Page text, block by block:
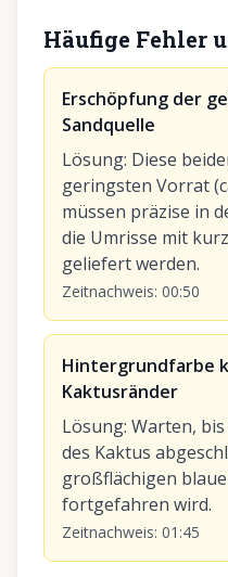
Häufige Fehler
Erschöpfung der
Sandquelle
Lösung: Diese
geringsten Vorrat
müssen präzise in
die Umrisse mit
geliefert werden.
Zeitnachweis: 00:50
Hintergrundfarbe
Kaktusränder
Lösung: Warten,
des Kaktus
großflächigen
fortgefahren wird.
Zeitnachweis: 01:45